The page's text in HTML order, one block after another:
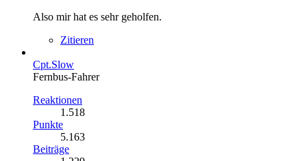
Also mir hat es sehr geholfen.
Zitieren
Cpt.Slow
Fernbus-Fahrer
Reaktionen
1.518
Punkte
5.163
Beiträge